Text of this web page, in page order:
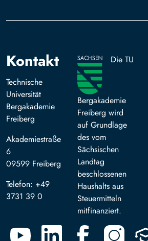
Kontakt
Technische
Universität
Bergakademie
Freiberg
Akademiestraße
6
09599 Freiberg
Telefon: +49
3731 39 0
Die TU
Bergakademie
Freiberg wird
auf Grundlage
des vom
Sächsischen
Landtag
beschlossenen
Haushalts aus
Steuermitteln
mitfinanziert.